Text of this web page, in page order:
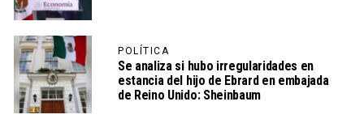
POLÍTICA
Se analiza si hubo irregularidades en
estancia del hijo de Ebrard en embajada
de Reino Unido: Sheinbaum